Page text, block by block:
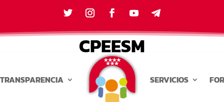
CPEESM
TRANSPARENCIA SERVICIOS